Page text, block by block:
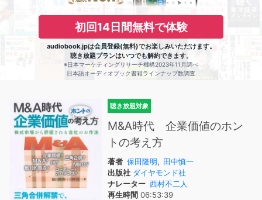
初回14日間無料で体験
audiobook.jpは会員登録(無料)でお楽しみいただけます。
聴き放題プランはいつでも解約できます。
※日本マーケティングリサーチ機構2023年11月調べ
日本語オーディオブック書籍ラインナップ数調査
聴き放題対象
M&A時代 企業価値のホン
トの考え方
著者 保田隆明, 田中慎一
出版社 ダイヤモンド社
ナレーター 西村不二人
再生時間 06:53:39